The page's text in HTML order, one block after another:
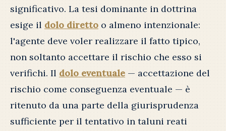
significativo. La tesi dominante in dottrina
esige il dolo diretto o almeno intenzionale:
l'agente deve voler realizzare il fatto tipico,
non soltanto accettare il rischio che esso si
verifichi. Il dolo eventuale — accettazione del
rischio come conseguenza eventuale — è
ritenuto da una parte della giurisprudenza
sufficiente per il tentativo in taluni reati